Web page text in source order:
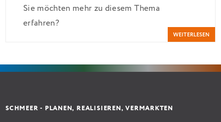
verbilligt: Heutiger Zins bei 0,53 Prozent effektiv
bei 35 Jahren Laufzeit und 10 Jahren Zinsbindung
Antragstellende verpflichten sich zu energetischer
Sanierung in Einzelmaßnahmen […]
Sie möchten mehr zu diesem Thema
erfahren?
WEITERLESEN
SCHMEER - PLANEN, REALISIEREN, VERMARKTEN